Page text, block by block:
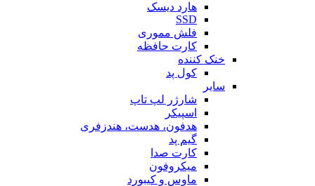
هارد دیسک
SSD
فلش مموری
کارت حافظه
خنک کننده
کول پد
سایر
شارژر لپ تاپ
اسپیکر
هدفون، هدست، هندزفری
گیم پد
کارت صدا
میکروفون
ماوس و کیبورد